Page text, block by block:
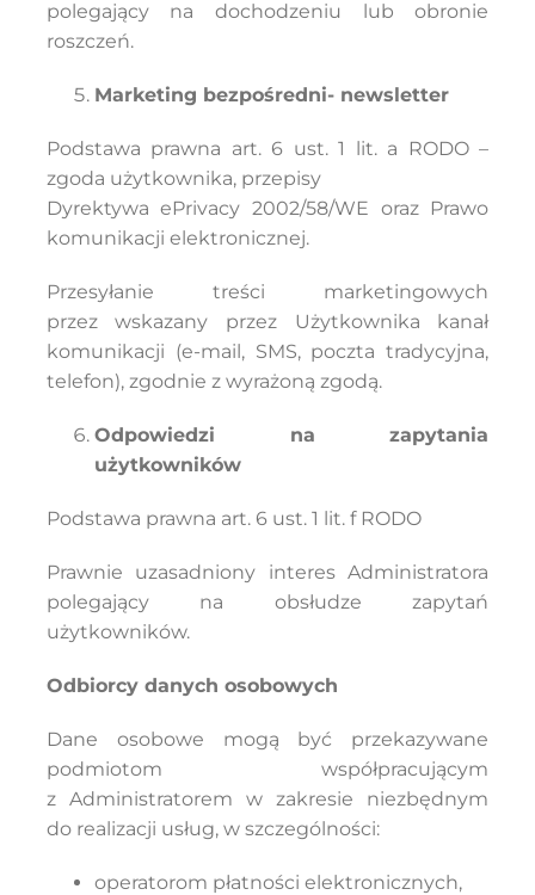
polegający na dochodzeniu lub obronie
roszczeń.
Marketing bezpośredni- newsletter
Podstawa prawna art. 6 ust. 1 lit. a RODO –
zgoda użytkownika, przepisy
Dyrektywa ePrivacy 2002/58/WE oraz Prawo
komunikacji elektronicznej.
Przesyłanie treści marketingowych
przez wskazany przez Użytkownika kanał
komunikacji (e-mail, SMS, poczta tradycyjna,
telefon), zgodnie z wyrażoną zgodą.
Odpowiedzi na zapytania
użytkowników
Podstawa prawna art. 6 ust. 1 lit. f RODO
Prawnie uzasadniony interes Administratora
polegający na obsłudze zapytań
użytkowników.
Odbiorcy danych osobowych
Dane osobowe mogą być przekazywane
podmiotom współpracującym
z Administratorem w zakresie niezbędnym
do realizacji usług, w szczególności:
operatorom płatności elektronicznych,